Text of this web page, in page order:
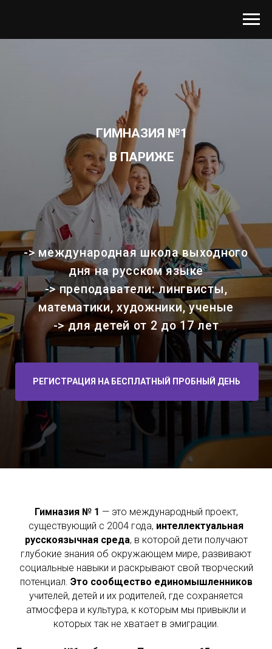
-> международная школа выходного
дня на русском языке
-> преподаватели: лингвисты,
математики, художники, ученые
-> для детей от 2 до 17 лет
РЕГИСТРАЦИЯ НА БЕСПЛАТНЫЙ ПРОБНЫЙ ДЕНЬ
ГИМНАЗИЯ №1
В ПАРИЖЕ
Гимназия № 1 — это международный проект,
существующий с 2004 года, интеллектуальная
русскоязычная среда, в которой дети получают
глубокие знания об окружающем мире, развивают
социальные навыки и раскрывают свой творческий
потенциал. Это сообщество единомышленников
учителей, детей и их родителей, где сохраняется
атмосфера и культура, к которым мы привыкли и
которых так не хватает в эмиграции.